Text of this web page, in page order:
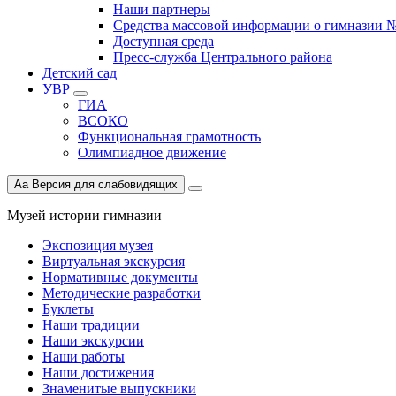
Наши партнеры
Средства массовой информации о гимназии
Доступная среда
Пресс-служба Центрального района
Детский сад
УВР
ГИА
ВСОКО
Функциональная грамотность
Олимпиадное движение
Aa Версия для слабовидящих
Музей истории гимназии
Экспозиция музея
Виртуальная экскурсия
Нормативные документы
Методические разработки
Буклеты
Наши традиции
Наши экскурсии
Наши работы
Наши достижения
Знаменитые выпускники